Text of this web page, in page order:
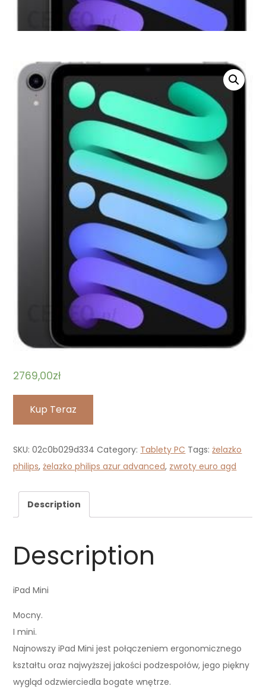
2769,00zł
Kup Teraz
SKU:02c0b029d334 Category: Tablety PC Tags:żelazko
philips,żelazko philips azur advanced, zwroty euro agd
Description
Description
iPad Mini
Mocny.
I mini.
Najnowszy iPad Mini jest połączeniem ergonomicznego
kształtu oraz najwyższej jakości podzespołów, jego piękny
wygląd odzwierciedla bogate wnętrze.